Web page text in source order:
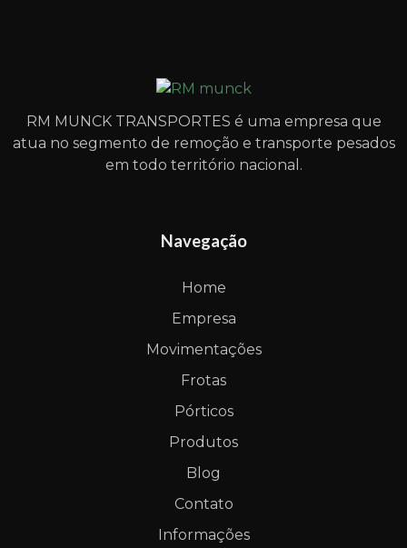
RM MUNCK TRANSPORTES é uma empresa que
atua no segmento de remoção e transporte pesados
em todo território nacional.
Navegação
Home
Empresa
Movimentações
Frotas
Pórticos
Produtos
Blog
Contato
Informações